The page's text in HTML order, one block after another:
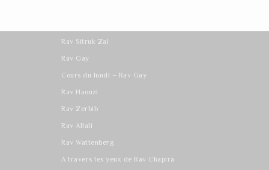
Rav Sitruk Zal
Rav Gay
Cours du lundi – Rav Gay
Rav Haouzi
Rav Zerbib
Rav Allali
Rav Wattenberg
A travers les yeux de Rav Chapira